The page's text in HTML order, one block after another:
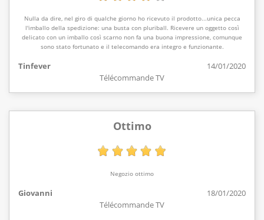
Nulla da dire, nel giro di qualche giorno ho ricevuto il prodotto...unica pecca
l'imballo della spedizione: una busta con pluriball. Ricevere un oggetto così
delicato con un imballo così scarno non fa una buona impressione, comunque
sono stato fortunato e il telecomando era integro e funzionante.
Tinfever
14/01/2020
Télécommande TV
Ottimo
Negozio ottimo
Giovanni
18/01/2020
Télécommande TV